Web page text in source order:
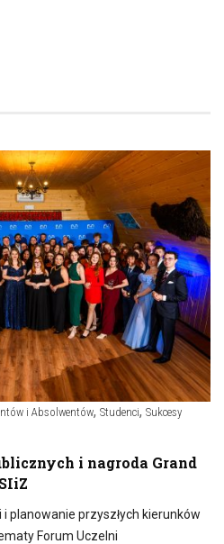
i Absolwentów, Studenci, Sukcesy
i nagroda Grand
planowanie przyszłych kierunków
Forum Uczelni